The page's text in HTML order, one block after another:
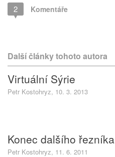
2 Komentáře
Další články tohoto autora
Virtuální Sýrie
Petr Kostohryz, 10. 3. 2013
Konec dalšího řezníka
Petr Kostohryz, 11. 6. 2011